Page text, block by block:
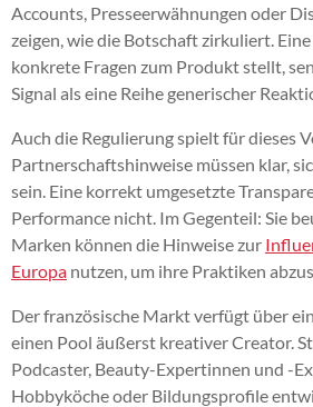
Accounts, Presseerwähnungen oder
zeigen, wie die Botschaft zirkuliert.
konkrete Fragen zum Produkt stellt,
Signal als eine Reihe generischer
Auch die Regulierung spielt für dieses
Partnerschaftshinweise müssen klar,
sein. Eine korrekt umgesetzte
Performance nicht. Im Gegenteil: Sie
Marken können die Hinweise zur
Europa nutzen, um ihre Praktiken
Der französische Markt verfügt über
einen Pool äußerst kreativer Creator.
Podcaster, Beauty-Expertinnen und -
Hobbyköche oder Bildungsprofile